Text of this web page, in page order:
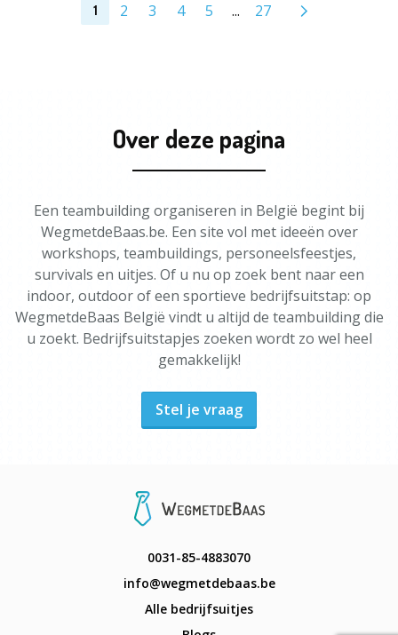
1 2 3 4 5 ... 27
Over deze pagina
Een teambuilding organiseren in België begint bij
WegmetdeBaas.be. Een site vol met ideeën over
workshops, teambuildings, personeelsfeestjes,
survivals en uitjes. Of u nu op zoek bent naar een
indoor, outdoor of een sportieve bedrijfsuitstap: op
WegmetdeBaas België vindt u altijd de teambuilding die
u zoekt. Bedrijfsuitstapjes zoeken wordt zo wel heel
gemakkelijk!
Stel je vraag
0031-85-4883070
info@wegmetdebaas.be
Alle bedrijfsuitjes